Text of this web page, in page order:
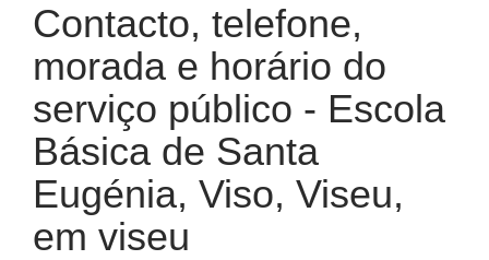
Contacto, telefone,
morada e horário do
serviço público - Escola
Básica de Santa
Eugénia, Viso, Viseu,
em viseu